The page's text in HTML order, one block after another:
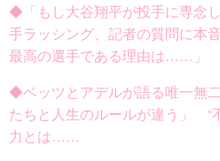
◆「もし大谷翔平が投手に専念
手ラッシング、記者の質問に
最高の選手である理由は……」
◆ベッツとアデルが語る唯一無
たちと人生のルールが違う」 “
力とは……